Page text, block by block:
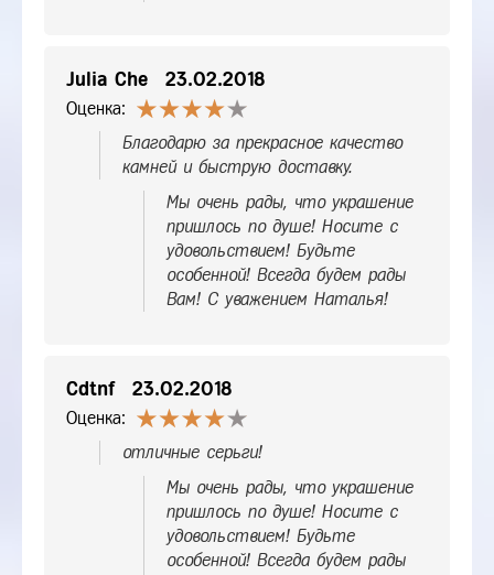
Julia Che 23.02.2018
Оценка:
Благодарю за прекрасное качество
камней и быструю доставку.
Мы очень рады, что украшение
пришлось по душе! Носите с
удовольствием! Будьте
особенной! Всегда будем рады
Вам! С уважением Наталья!
Cdtnf 23.02.2018
Оценка:
отличные серьги!
Мы очень рады, что украшение
пришлось по душе! Носите с
удовольствием! Будьте
особенной! Всегда будем рады